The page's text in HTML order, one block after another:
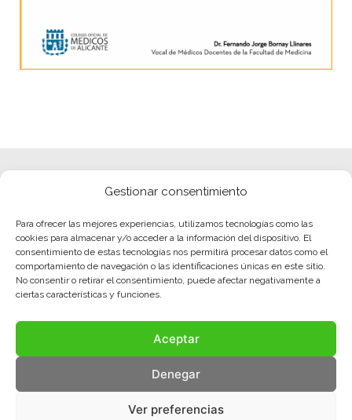
Gestionar consentimiento
Para ofrecer las mejores experiencias, utilizamos tecnologías como las
cookies para almacenar y/o acceder a la información del dispositivo. El
consentimiento de estas tecnologías nos permitirá procesar datos como el
comportamiento de navegación o las identificaciones únicas en este sitio.
No consentir o retirar el consentimiento, puede afectar negativamente a
ciertas características y funciones.
Aceptar
Denegar
Ver preferencias